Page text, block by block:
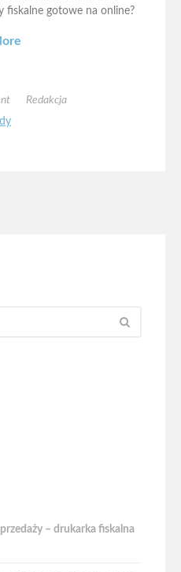
fiskalne gotowe na online?
Redakcja
– drukarka fiskalna